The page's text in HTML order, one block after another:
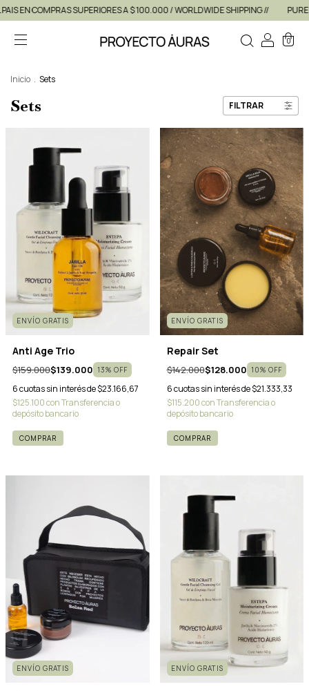
EN COMPRAS SUPERIORES A $ 100.000 / WORLDWIDE SHIPPING // PURE
0
Inicio . Sets
Sets FILTRAR
ENVÍO GRATIS
Anti Age Trio
$159.000$139.000 13% OFF
6cuotas sin interés de$23.166,67
$125.100conTransferencia o
depósito bancario
ENVÍO GRATIS
Repair Set
$142.000$128.000 10% OFF
6cuotas sin interés de$21.333,33
$115.200conTransferencia o
depósito bancario
ENVÍO GRATIS ENVÍO GRATIS